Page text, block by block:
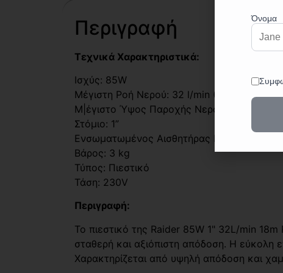
Περιγραφή
Τεχνικά Χαρακτηριστικά:
Ισχύς: 85W
Μέγιστη Ροή Νερού: 32 l/min (1920 l/h)
Μ|έγιστο Ύψος Παροχής Νερού: 18m
Στόμιο: 1”
Ενσωματωμένος Αισθητήρας Νερού
Βάρος: 3 kg
Τύπος: Πιεστικό
Τάση: 230V
Περιγραφή:
Το πιεστικό της Raider 85W 1" 32L/min
σταθερή και αξιόπιστη απόδοση. Η εύκολη
Χαρακτηρίζεται από υψηλή απόδοση και